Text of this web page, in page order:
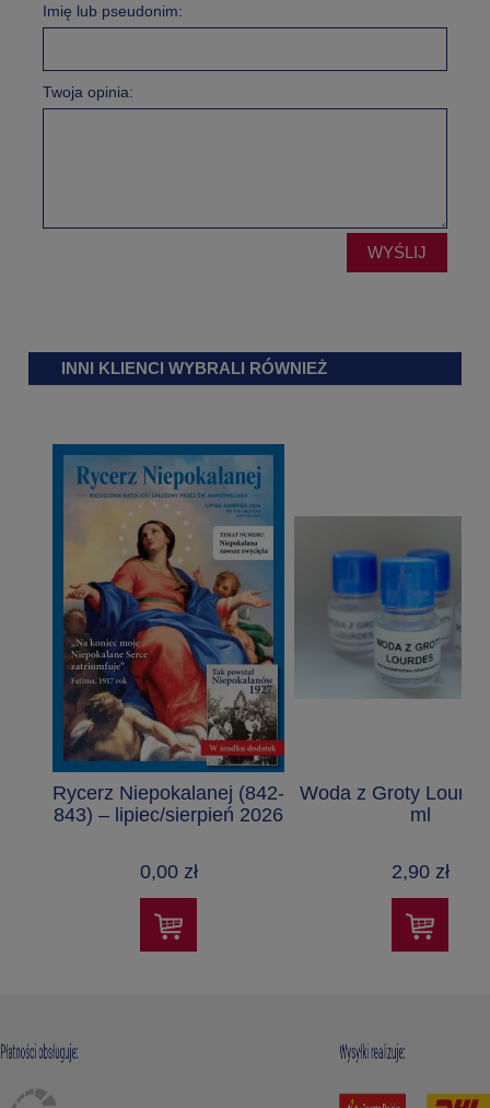
Imię lub pseudonim:
Twoja opinia:
WYŚLIJ
INNI KLIENCI WYBRALI RÓWNIEŻ
Rycerz Niepokalanej (842-
843) – lipiec/sierpień 2026
0,00 zł
Woda z Groty
ml
2,90 zł